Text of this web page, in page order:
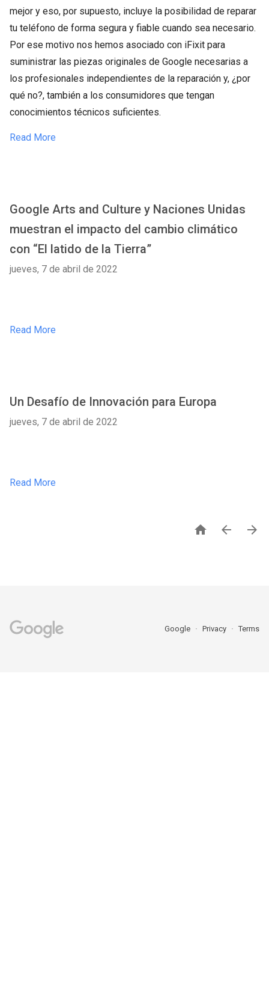
mejor y eso, por supuesto, incluye la posibilidad de reparar
tu teléfono de forma segura y fiable cuando sea necesario.
Por ese motivo nos hemos asociado con iFixit para
suministrar las piezas originales de Google necesarias a
los profesionales independientes de la reparación y, ¿por
qué no?, también a los consumidores que tengan
conocimientos técnicos suficientes.
Read More
Google Arts and Culture y Naciones Unidas
muestran el impacto del cambio climático
con “El latido de la Tierra”
jueves, 7 de abril de 2022
Read More
Un Desafío de Innovación para Europa
jueves, 7 de abril de 2022
Read More
  
Google Privacy Terms